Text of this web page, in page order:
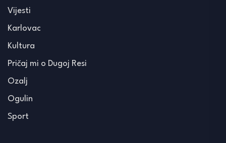
Vijesti
Karlovac
Kultura
Pričaj mi o Dugoj Resi
Ozalj
Ogulin
Sport